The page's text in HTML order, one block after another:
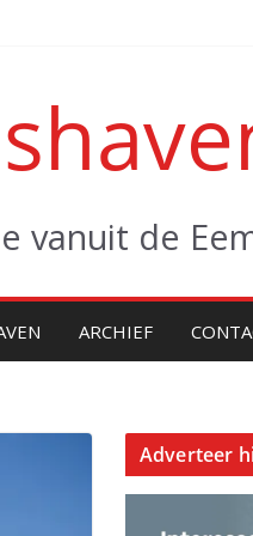
vanuit de
ARCHIEF
Adverteer